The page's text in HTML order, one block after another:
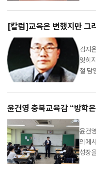
의결
을 최종
임기
[칼럼]교육은 변했지만 그
김지온 총괄
잊히
절 담
게 옛
다. 호
들려
윤건영 충북교육감 “방학
윤건
의에
성장